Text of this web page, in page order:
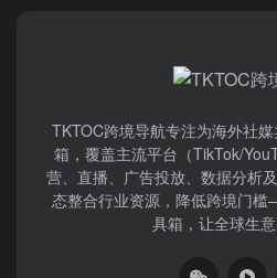
TKTOC跨境导航​专注为海外社
箱，覆盖主流平台（TikTok/
营、直播、广告投放、数据分析
态整合行业资源，降低跨境门
具箱，让全球生